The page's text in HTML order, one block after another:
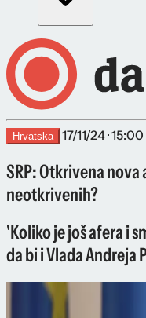
Hrvatska 17/11/24 · 15:00
SRP: Otkrivena nova
neotkrivenih?
'Koliko je još afera i
da bi i Vlada